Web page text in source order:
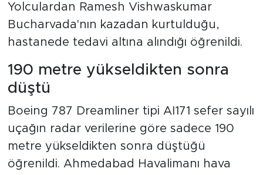
Yolculardan Ramesh Vishwaskumar
Bucharvada'nın kazadan kurtulduğu,
hastanede tedavi altına alındığı öğrenildi.
190 metre yükseldikten sonra
düştü
Boeing 787 Dreamliner tipi AI171 sefer sayılı
uçağın radar verilerine göre sadece 190
metre yükseldikten sonra düştüğü
öğrenildi. Ahmedabad Havalimanı hava